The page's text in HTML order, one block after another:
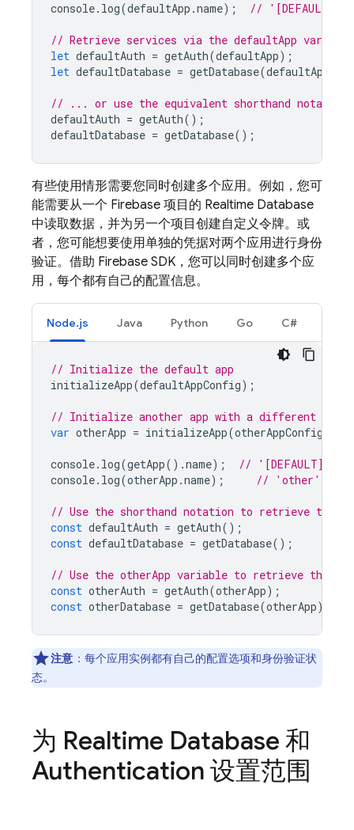
console. log(defaultApp .name); // '[DEFAULT]'
// Retrieve services via the defaultApp
let defaultAuth = getAuth(defaultApp);
let defaultDatabase = getDatabase(defaultApp
// ... or use the equivalent shorthand notation
defaultAuth = getAuth();
defaultDatabase = getDatabase();
有些使用情形需要您同时创建多个应用。例如，您可
能需要从一个 Firebase 项目的 Realtime Database
中读取数据，并为另一个项目创建自定义令牌。或
者，您可能想要使用单独的凭据对两个应用进行身份
验证。借助 Firebase SDK，您可以同时创建多个应
用，每个都有自己的配置信息。
Node.js Java Python Go C#
// Initialize the default app
initializeApp(defaultAppConfig);
// Initialize another app with a different
var otherApp = initializeApp(otherAppConfig
console. log(getApp().name);
// '[DEFAULT]'
console. log(otherApp .name); // 'other'
// Use the shorthand notation to retrieve the
const defaultAuth = getAuth();
const defaultDatabase = getDatabase();
// Use the otherApp variable to retrieve the
const otherAuth = getAuth(otherApp);
const otherDatabase = getDatabase(otherApp);
注意 ：每个应用实例都有自己的配置选项和身份验证状
态。
为 Realtime Database 和
Authentication 设置范围